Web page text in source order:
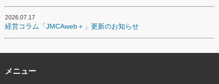
2026.07.17
経営コラム「JMCAweb＋」更新のお知らせ
メニュー